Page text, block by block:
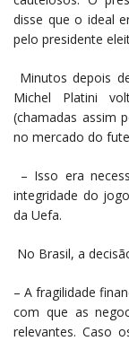
disse que o ideal
pelo presidente
Minutos depois
Michel Platini
(chamadas assim
no mercado do
– Isso era
integridade do
da Uefa.
No Brasil, a
– A fragilidade
com que as
relevantes. Caso